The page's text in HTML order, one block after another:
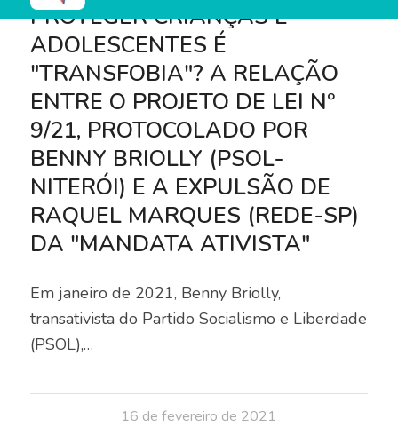
PROTEGER CRIANÇAS E
ADOLESCENTES É
"TRANSFOBIA"? A RELAÇÃO
ENTRE O PROJETO DE LEI Nº
9/21, PROTOCOLADO POR
BENNY BRIOLLY (PSOL-
NITERÓI) E A EXPULSÃO DE
RAQUEL MARQUES (REDE-SP)
DA "MANDATA ATIVISTA"
Em janeiro de 2021, Benny Briolly,
transativista do Partido Socialismo e Liberdade
(PSOL),…
16 de fevereiro de 2021